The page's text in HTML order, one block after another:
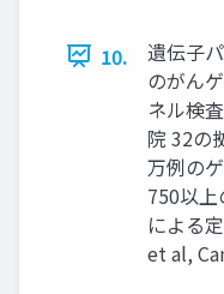
10.
遺伝子
のがん
ネル検
院 32の
万例の
750以
による
et al,